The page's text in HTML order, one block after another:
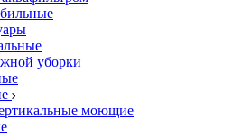
уборки
моющие